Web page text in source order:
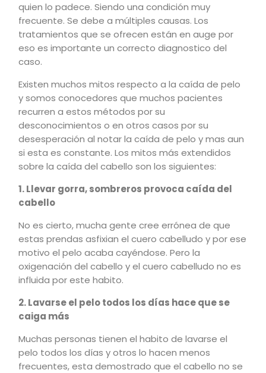
quien lo padece. Siendo una condición muy
frecuente. Se debe a múltiples causas. Los
tratamientos que se ofrecen están en auge por
eso es importante un correcto diagnostico del
caso.
Existen muchos mitos respecto a la caída de pelo
y somos conocedores que muchos pacientes
recurren a estos métodos por su
desconocimientos o en otros casos por su
desesperación al notar la caída de pelo y mas aun
si esta es constante. Los mitos más extendidos
sobre la caída del cabello son los siguientes:
1. Llevar gorra, sombreros provoca caída del
cabello
No es cierto, mucha gente cree errónea de que
estas prendas asfixian el cuero cabelludo y por ese
motivo el pelo acaba cayéndose. Pero la
oxigenación del cabello y el cuero cabelludo no es
influida por este habito.
2. Lavarse el pelo todos los días hace que se
caiga más
Muchas personas tienen el habito de lavarse el
pelo todos los días y otros lo hacen menos
frecuentes, esta demostrado que el cabello no se